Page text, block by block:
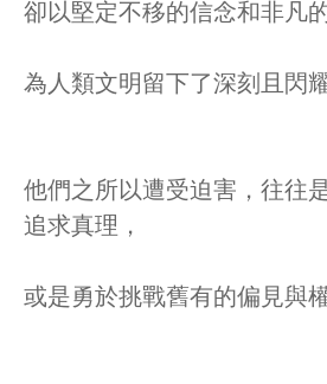
卻以堅定不移的信念和非凡
為人類文明留下了深刻且閃
他們之所以遭受迫害，往往
追求真理，
或是勇於挑戰舊有的偏見與權